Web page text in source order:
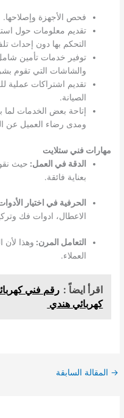
فحص الأجهزة وإصلاحها.
تقديم معلومات حول
التحكم بها دون إحداث
توفير خدمات تأمين
والشاشات التي تقوم
تقديم اشتراكات
الصيانة.
إتاحة بعض الخدمات لما
ومدى رضاء العميل عن
مهارات فني ستلايت
الدقة في العمل: حيث
بعناية فائقة.
الحرفية في اختيار
الاعطال، ادوات فك
التعامل المرن: وهذا لأن
العملاء.
اقرأ ايضاً :
كهربائي هندي
→ المقالة السابقة